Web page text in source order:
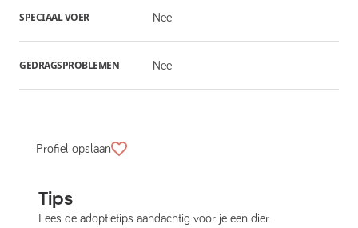
SPECIAAL VOER Nee
GEDRAGSPROBLEMEN Nee
Profiel opslaan
Tips
Lees de adoptietips aandachtig voor je een dier